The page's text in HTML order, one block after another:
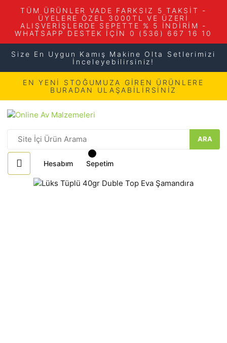
TÜM ÜRÜNLER VADE FARKSIZ 5 TAKSİT -
ÜYELERE ÖZEL 3000TL VE ÜZERİ
ALIŞVERİŞLERDE SEPETTE % 5 İNDİRİM -
WHATSAPP DESTEK İÇİN 0 (536) 667 16 10
Size En Uygun Kamış Makine Olta Setlerimizi
İnceleyebilirsiniz!
EN YENİ STOĞUMUZA GİREN ÜRÜNLERE
BURADAN ULAŞABİLİRSİNİZ
ARA
Hesabım Sepetim